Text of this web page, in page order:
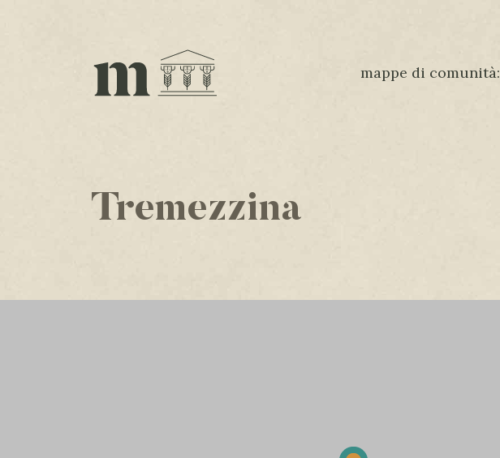
mappe di comunità:
Tremezzina